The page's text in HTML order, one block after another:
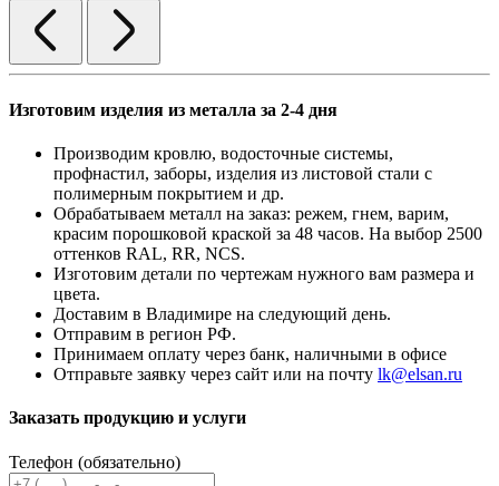
Изготовим изделия из металла за 2-4 дня
Производим кровлю, водосточные системы,
профнастил, заборы, изделия из листовой стали с
полимерным покрытием и др.
Обрабатываем металл на заказ: режем, гнем, варим,
красим порошковой краской за 48 часов. На выбор 2500
оттенков RAL, RR, NCS.
Изготовим детали по чертежам нужного вам размера и
цвета.
Доставим в Владимире на следующий день.
Отправим в регион РФ.
Принимаем оплату через банк, наличными в офисе
Отправьте заявку через сайт или на почту lk@elsan.ru
Заказать продукцию и услуги
Телефон (обязательно)